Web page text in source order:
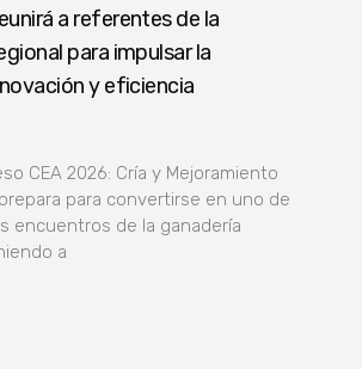
a referentes de la
para impulsar la
y eficiencia
CEA 2026: Cría y Mejoramiento
para convertirse en uno de
encuentros de la ganadería
a